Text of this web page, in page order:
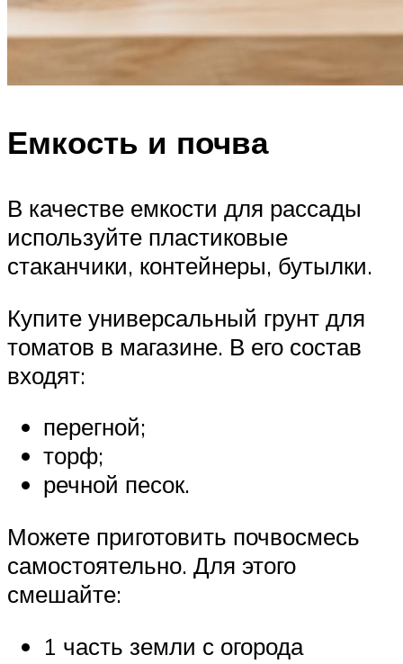
Емкость и почва
В качестве емкости для рассады
используйте пластиковые
стаканчики, контейнеры, бутылки.
Купите универсальный грунт для
томатов в магазине. В его состав
входят:
перегной;
торф;
речной песок.
Можете приготовить почвосмесь
самостоятельно. Для этого
смешайте:
1 часть земли с огорода